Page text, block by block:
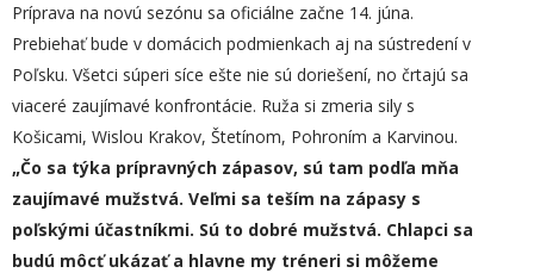
Príprava na novú sezónu sa oficiálne začne 14. júna.
Prebiehať bude v domácich podmienkach aj na sústredení v
Poľsku. Všetci súperi síce ešte nie sú doriešení, no črtajú sa
viaceré zaujímavé konfrontácie. Ruža si zmeria sily s
Košicami, Wislou Krakov, Štetínom, Pohroním a Karvinou.
„Čo sa týka prípravných zápasov, sú tam podľa mňa
zaujímavé mužstvá. Veľmi sa teším na zápasy s
poľskými účastníkmi. Sú to dobré mužstvá. Chlapci sa
budú môcť ukázať a hlavne my tréneri si môžeme